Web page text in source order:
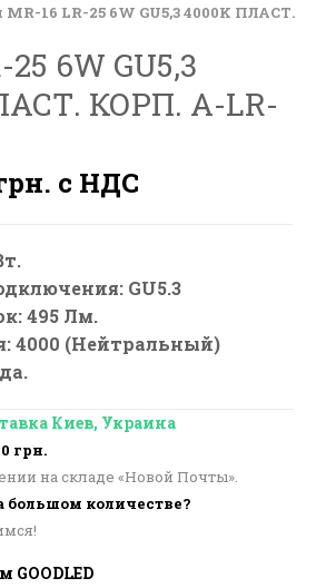
16 LR-25 6W GU5,3 4000K ПЛАСТ.
25 6W GU5,3
КОРП. A-LR-
с НДС
GU5.3
495 Лм.
4000 (Нейтральный)
Киев, Украина
грн.
на складе «Новой Почты».
количестве?
GOODLED